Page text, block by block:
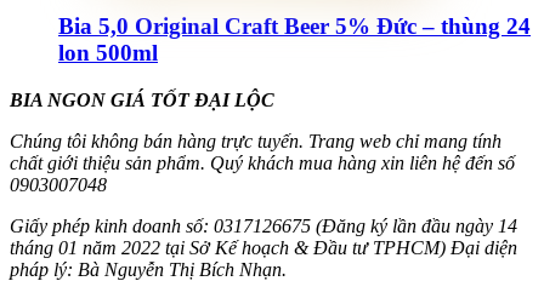
Bia 5,0 Original Craft Beer 5% Đức – thùng 24
lon 500ml
BIA NGON GIÁ TỐT ĐẠI LỘC
Chúng tôi không bán hàng trực tuyến. Trang web chỉ mang tính
chất giới thiệu sản phẩm. Quý khách mua hàng xin liên hệ đến số
0903007048
Giấy phép kinh doanh số: 0317126675 (Đăng ký lần đầu ngày 14
tháng 01 năm 2022 tại Sở Kế hoạch & Đầu tư TPHCM) Đại diện
pháp lý: Bà Nguyễn Thị Bích Nhạn.